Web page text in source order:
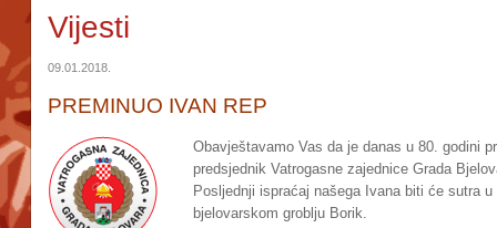
Vijesti
09.01.2018.
PREMINUO IVAN REP
Obavještavamo Vas da je danas u 80. godini
predsjednik Vatrogasne zajednice Grada
Posljednji ispraćaj našega Ivana biti će sutra
bjelovarskom groblju Borik.